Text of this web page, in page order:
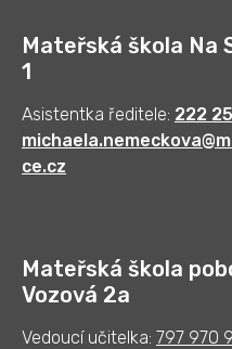
Mateřská škola Na
1
Asistentka ředitele: 222
ce.cz
Mateřská škola
Vozová 2a
Vedoucí učitelka: 797 970